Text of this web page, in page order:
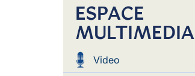
ESPACE
MULTIMEDIA
Video